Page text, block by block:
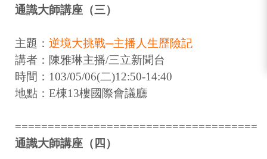
通識大師講座（三）
主題： 逆境大挑戰─主播人生歷險記
講者：陳雅琳主播/三立新聞台
時間：103/05/06(二)12:50-14:40
地點：E棟13樓國際會議廳
=====================================
通識大師講座（四）